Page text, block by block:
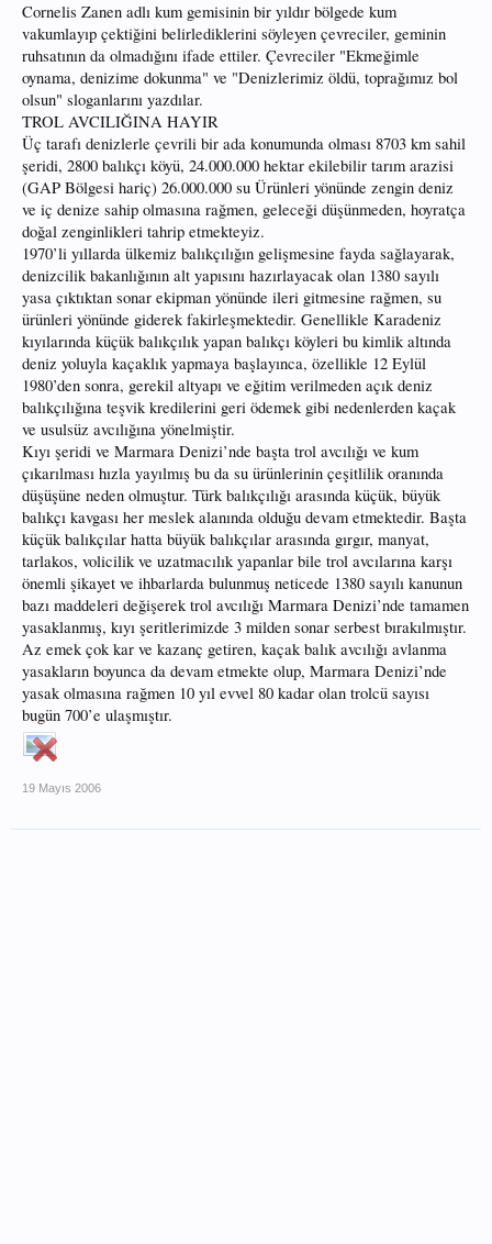
Cornelis Zanen adlı kum gemisinin bir yıldır bölgede kum
vakumlayıp çektiğini belirlediklerini söyleyen çevreciler, geminin
ruhsatının da olmadığını ifade ettiler. Çevreciler "Ekmeğimle
oynama, denizime dokunma" ve "Denizlerimiz öldü, toprağımız bol
olsun" sloganlarını yazdılar.
TROL AVCILIĞINA HAYIR
Üç tarafı denizlerle çevrili bir ada konumunda olması 8703 km sahil
şeridi, 2800 balıkçı köyü, 24.000.000 hektar ekilebilir tarım arazisi
(GAP Bölgesi hariç) 26.000.000 su Ürünleri yönünde zengin deniz
ve iç denize sahip olmasına rağmen, geleceği düşünmeden, hoyratça
doğal zenginlikleri tahrip etmekteyiz.
1970’li yıllarda ülkemiz balıkçılığın gelişmesine fayda sağlayarak,
denizcilik bakanlığının alt yapısını hazırlayacak olan 1380 sayılı
yasa çıktıktan sonar ekipman yönünde ileri gitmesine rağmen, su
ürünleri yönünde giderek fakirleşmektedir. Genellikle Karadeniz
kıyılarında küçük balıkçılık yapan balıkçı köyleri bu kimlik altında
deniz yoluyla kaçaklık yapmaya başlayınca, özellikle 12 Eylül
1980’den sonra, gerekil altyapı ve eğitim verilmeden açık deniz
balıkçılığına teşvik kredilerini geri ödemek gibi nedenlerden kaçak
ve usulsüz avcılığına yönelmiştir.
Kıyı şeridi ve Marmara Denizi’nde başta trol avcılığı ve kum
çıkarılması hızla yayılmış bu da su ürünlerinin çeşitlilik oranında
düşüşüne neden olmuştur. Türk balıkçılığı arasında küçük, büyük
balıkçı kavgası her meslek alanında olduğu devam etmektedir. Başta
küçük balıkçılar hatta büyük balıkçılar arasında gırgır, manyat,
tarlakos, volicilik ve uzatmacılık yapanlar bile trol avcılarına karşı
önemli şikayet ve ihbarlarda bulunmuş neticede 1380 sayılı kanunun
bazı maddeleri değişerek trol avcılığı Marmara Denizi’nde tamamen
yasaklanmış, kıyı şeritlerimizde 3 milden sonar serbest bırakılmıştır.
Az emek çok kar ve kazanç getiren, kaçak balık avcılığı avlanma
yasakların boyunca da devam etmekte olup, Marmara Denizi’nde
yasak olmasına rağmen 10 yıl evvel 80 kadar olan trolcü sayısı
bugün 700’e ulaşmıştır.
19 Mayıs 2006